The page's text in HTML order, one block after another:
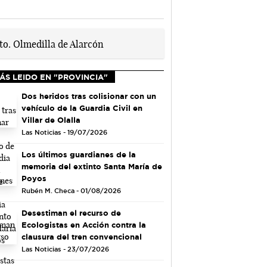
LEIDO EN "PROVINCIA"
Dos heridos tras colisionar con un
vehículo de la Guardia Civil en
Villar de Olalla
Las Noticias - 19/07/2026
Los últimos guardianes de la
memoria del extinto Santa María de
Poyos
Rubén M. Checa - 01/08/2026
Desestiman el recurso de
Ecologistas en Acción contra la
clausura del tren convencional
Las Noticias - 23/07/2026